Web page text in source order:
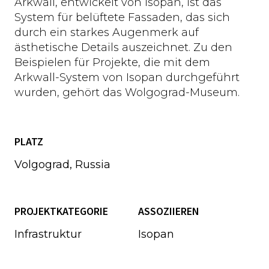
System für belüftete Fassaden, das sich
durch ein starkes Augenmerk auf
ästhetische Details auszeichnet. Zu den
Beispielen für Projekte, die mit dem
Arkwall-System von Isopan durchgeführt
wurden, gehört das Wolgograd-Museum.
PROJEKTKATEGORIE
Infrastruktur
ASSOZIIEREN
Isopan
PLATZ
Volgograd, Russia